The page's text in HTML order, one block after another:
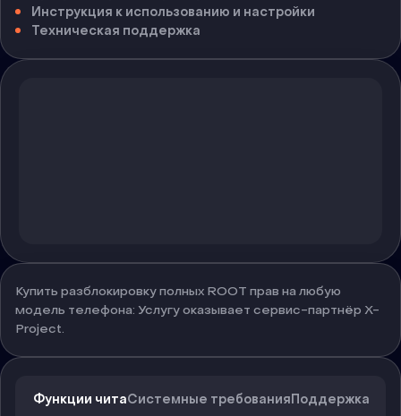
Инструкция к использованию и настройки
Техническая поддержка
Купить разблокировку полных ROOT прав на любую
модель телефона: Услугу оказывает сервис-партнёр X-
Project.
Функции читаСистемные требованияПоддержка